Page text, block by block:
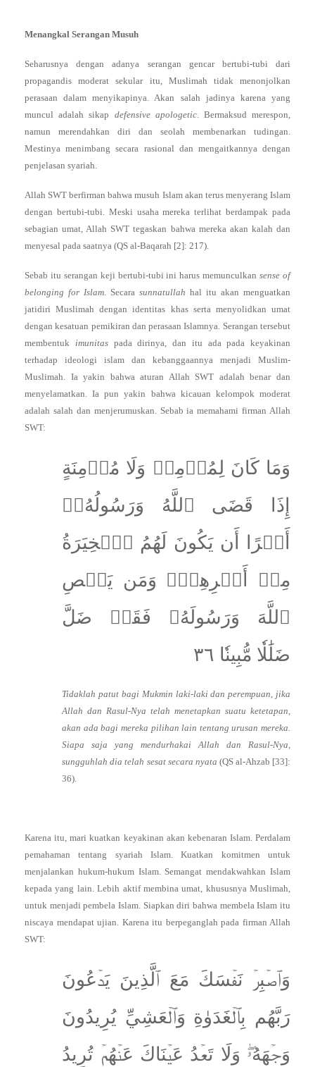
Menangkal Serangan Musuh
Seharusnya dengan adanya serangan gencar bertubi-tubi dari
propagandis moderat sekular itu, Muslimah tidak menonjolkan
perasaan dalam menyikapinya. Akan salah jadinya karena yang
muncul adalah sikap defensive apologetic. Bermaksud merespon,
namun merendahkan diri dan seolah membenarkan tudingan.
Mestinya menimbang secara rasional dan mengaitkannya dengan
penjelasan syariah.
Allah SWT berfirman bahwa musuh Islam akan terus menyerang Islam
dengan bertubi-tubi. Meski usaha mereka terlihat berdampak pada
sebagian umat, Allah SWT tegaskan bahwa mereka akan kalah dan
menyesal pada saatnya (QS al-Baqarah [2]: 217).
Sebab itu serangan keji bertubi-tubi ini harus memunculkansense of
belonging for Islam . Secara sunnatullah hal itu akan menguatkan
jatidiri Muslimah dengan identitas khas serta menyolidkan umat
dengan kesatuan pemikiran dan perasaan Islamnya. Serangan tersebut
membentuk imunitas pada dirinya, dan itu ada pada keyakinan
terhadap ideologi islam dan kebanggaannya menjadi Muslim-
Muslimah. Ia yakin bahwa aturan Allah SWT adalah benar dan
menyelamatkan. Ia pun yakin bahwa kicauan kelompok moderat
adalah salah dan menjerumuskan. Sebab ia memahami firman Allah
SWT:
وَمَا كَانَ لِمُؤۡمِنٖ وَلَا مُؤۡمِنَةٍ
إِذَا قَضَى ٱللَّهُ وَرَسُولُهُۥٓ
أَمۡرًا أَن يَكُونَ لَهُمُ ٱلۡخِيَرَةُ
مِنۡ أَمۡرِهِمۡۗ وَمَن يَعۡصِ
ٱللَّهَ وَرَسُولَهُۥ فَقَدۡ ضَلَّ
ضَلَٰلٗا مُّبِينٗا ٣٦
Tidaklah patut bagi Mukmin laki-laki dan perempuan, jika
Allah dan Rasul-Nya telah menetapkan suatu ketetapan,
akan ada bagi mereka pilihan lain tentang urusan mereka.
Siapa saja yang mendurhakai Allah dan Rasul-Nya,
sungguhlah dia telah sesat secara nyata (QS al-Ahzab [33]:
36).
Karena itu, mari kuatkan keyakinan akan kebenaran Islam. Perdalam
pemahaman tentang syariah Islam. Kuatkan komitmen untuk
menjalankan hukum-hukum Islam. Semangat mendakwahkan Islam
kepada yang lain. Lebih aktif membina umat, khususnya Muslimah,
untuk menjadi pembela Islam. Siapkan diri bahwa membela Islam itu
niscaya mendapat ujian. Karena itu berpeganglah pada firman Allah
SWT:
وَٱصۡبِرۡ نَفۡسَكَ مَعَ ٱلَّذِينَ يَدۡعُونَ
رَبَّهُم بِٱلۡغَدَوٰةِ وَٱلۡعَشِيِّ يُرِيدُونَ
وَجۡهَهُۥۖ وَلَا تَعۡدُ عَيۡنَاكَ عَنۡهُمۡ تُرِيدُ